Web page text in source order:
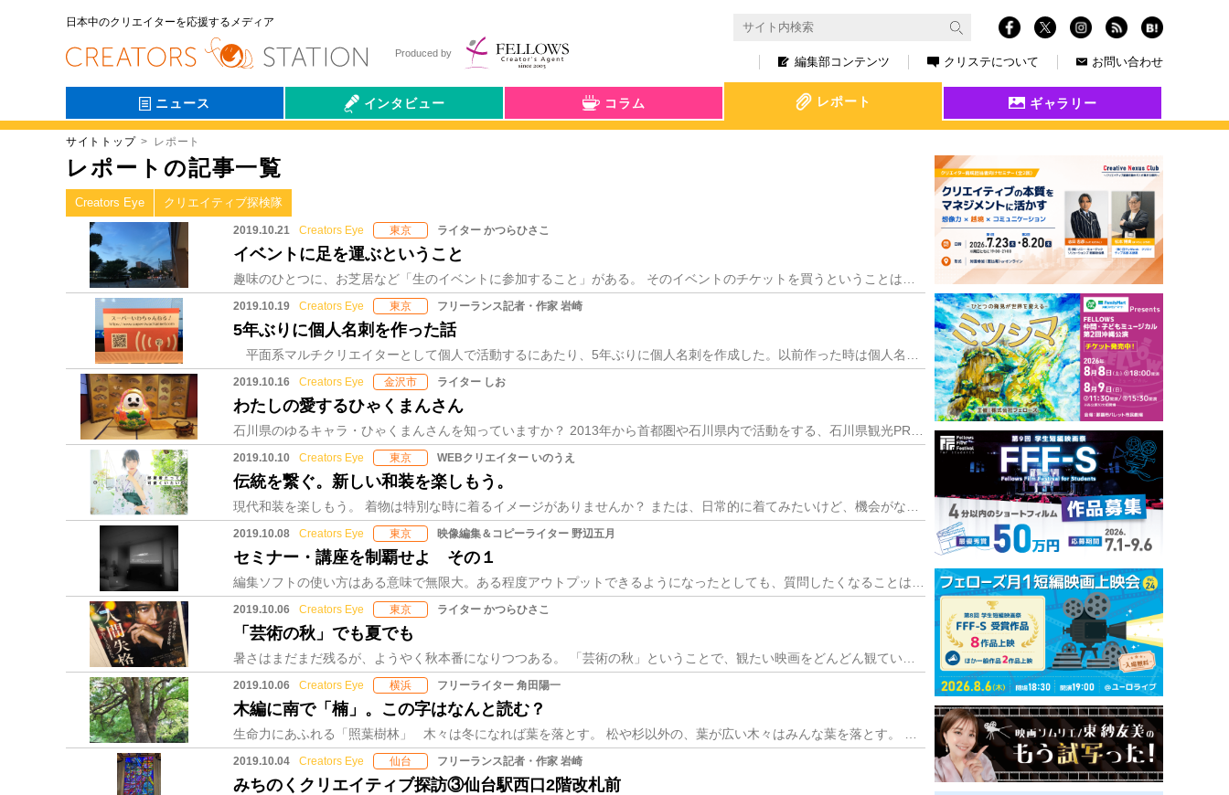
日本中のクリエイターを応援するメディア
編集部コンテンツ クリステについて お問い合わせ
Produced by
ニュース インタビュー コラム レポート ギャラリー
サイトトップ レポート
レポートの記事一覧
Creators Eye クリエイティブ探検隊
2019.10.21 Creators Eye 東京 ライター かつらひさこ
イベントに足を運ぶということ
2019.10.19 Creators Eye 東京 フリーランス記者・作家 岩崎
5年ぶりに個人名刺を作った話
2019.10.16 Creators Eye 金沢市 ライター しお
わたしの愛するひゃくまんさん
2019.10.10 Creators Eye 東京 WEBクリエイター いのうえ
伝統を繋ぐ。新しい和装を楽しもう。
2019.10.08 Creators Eye 東京 映像編集＆コピーライター 野辺五月
セミナー・講座を制覇せよ その１
2019.10.06 Creators Eye 東京 ライター かつらひさこ
「芸術の秋」でも夏でも
2019.10.06 Creators Eye 横浜 フリーライター 角田陽一
木編に南で「楠」。この字はなんと読む？
2019.10.04 Creators Eye 仙台 フリーランス記者・作家 岩崎
みちのくクリエイティブ探訪③仙台駅西口2階改札前